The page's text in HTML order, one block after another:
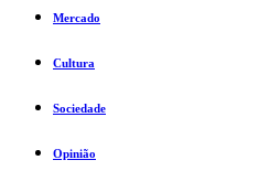
Mercado
Cultura
Sociedade
Opinião